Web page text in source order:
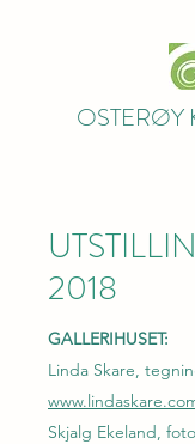
OSTERØY
2018
GALLERIHUSET:
Linda Skare,
Skjalg Ekeland, foto